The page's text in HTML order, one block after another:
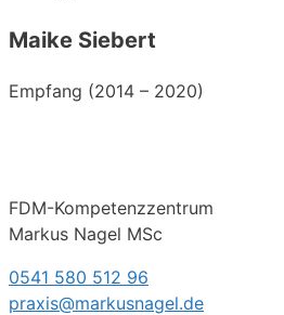
Maike Siebert
Empfang (2014 – 2020)
FDM-Kompetenzzentrum
Markus Nagel MSc
0541 580 512 96
praxis@markusnagel.de